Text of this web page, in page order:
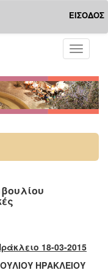
ΕΙΣΟΔΟΣ
Toggle
18-03-2015
ΗΡΑΚΛΕΙΟΥ